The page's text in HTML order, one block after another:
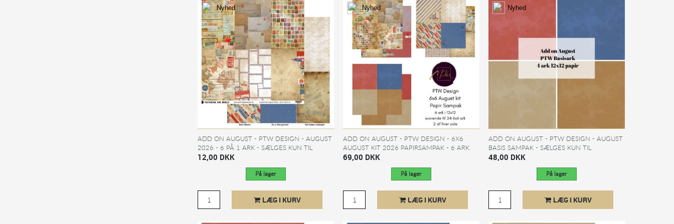
Nyhed
ADD ON AUGUST - PTW DESIGN - AUGUST
2026 - 6 PÅ 1 ARK - SÆLGES KUN TIL
KITKLUBMEDLEMMER.
12,00 DKK
På lager
LÆG I KURV
Nyhed
ADD ON AUGUST - PTW DESIGN - 6X6
AUGUST KIT 2026 PAPIRSAMPAK - 6 ARK
12X12 - SÆLGES KUN TIL...
69,00 DKK
På lager
LÆG I KURV
Nyhed
ADD ON AUGUST - PTW DESIGN - AUGUST
BASIS SAMPAK - SÆLGES KUN TIL
KITKLUBMEDLEMMER
48,00 DKK
På lager
LÆG I KURV